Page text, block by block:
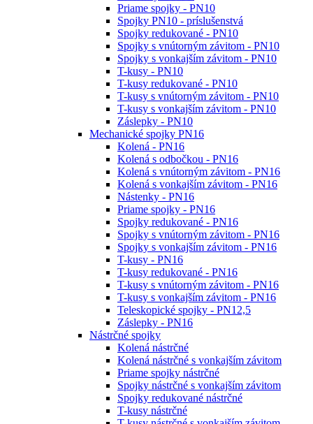
Priame spojky - PN10
Spojky PN10 - príslušenstvá
Spojky redukované - PN10
Spojky s vnútorným závitom - PN10
Spojky s vonkajším závitom - PN10
T-kusy - PN10
T-kusy redukované - PN10
T-kusy s vnútorným závitom - PN10
T-kusy s vonkajším závitom - PN10
Záslepky - PN10
Mechanické spojky PN16
Kolená - PN16
Kolená s odbočkou - PN16
Kolená s vnútorným závitom - PN16
Kolená s vonkajším závitom - PN16
Nástenky - PN16
Priame spojky - PN16
Spojky redukované - PN16
Spojky s vnútorným závitom - PN16
Spojky s vonkajším závitom - PN16
T-kusy - PN16
T-kusy redukované - PN16
T-kusy s vnútorným závitom - PN16
T-kusy s vonkajším závitom - PN16
Teleskopické spojky - PN12,5
Záslepky - PN16
Nástrčné spojky
Kolená nástrčné
Kolená nástrčné s vonkajším závitom
Priame spojky nástrčné
Spojky nástrčné s vonkajším závitom
Spojky redukované nástrčné
T-kusy nástrčné